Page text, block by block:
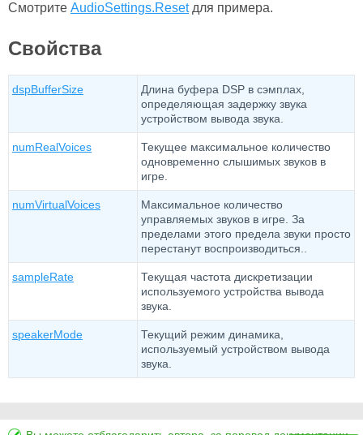
Смотрите AudioSettings.Resetдля примера.
Свойства
dspBufferSize
Длина буфера DSP в сэмплах,
определяющая задержку звука
устройством вывода звука.
numRealVoices
Текущее максимальное количество
одновременно слышимых звуков в
игре.
numVirtualVoices
Максимальное количество
управляемых звуков в игре. За
пределами этого предела звуки просто
перестанут воспроизводиться..
sampleRate
Текущая частота дискретизации
используемого устройства вывода
звука.
speakerMode
Текущий режим динамика,
используемый устройством вывода
звука.